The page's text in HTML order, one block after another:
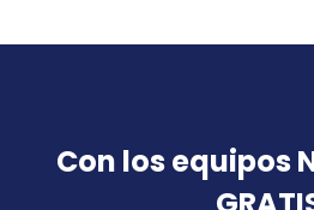
Con los equipos